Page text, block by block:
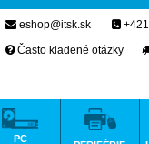
eshop@itsk.sk
Často kladené otázky
PC